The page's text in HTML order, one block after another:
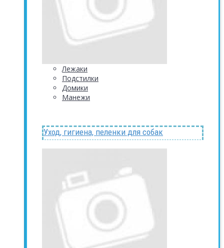
Лежаки
Подстилки
Домики
Манежи
Уход, гигиена, пеленки для собак